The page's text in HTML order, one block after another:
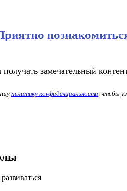
замечательный
политику конфиденциальности , чтобы